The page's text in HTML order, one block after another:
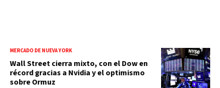
MERCADO DE NUEVA YORK
Wall Street cierra mixto, con el Dow en
récord gracias a Nvidia y el optimismo
sobre Ormuz